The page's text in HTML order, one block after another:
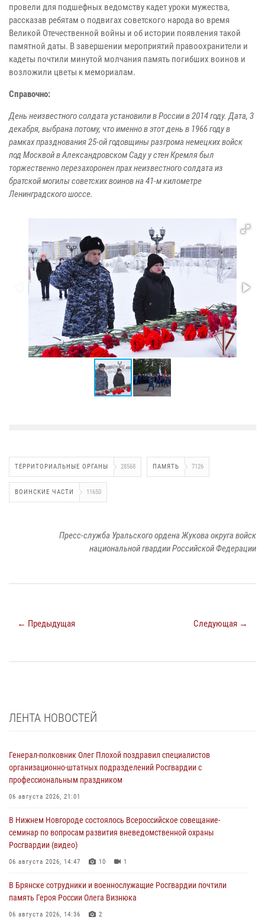
провели для подшефных ведомству кадет уроки мужества,
рассказав ребятам о подвигах советского народа во время
Великой Отечественной войны и об истории появления такой
памятной даты. В завершении мероприятий правоохранители и
кадеты почтили минутой молчания память погибших воинов и
возложили цветы к мемориалам.
Справочно:
День неизвестного солдата установили в России в 2014 году. Дата, 3
декабря, выбрана потому, что именно в этот день в 1966 году в
рамках празднования 25-ой годовщины разгрома немецких войск
под Москвой в Александровском Саду у стен Кремля был
торжественно перезахоронен прах неизвестного солдата из
братской могилы советских воинов на 41-м километре
Ленинградского шоссе.
ТЕРРИТОРИАЛЬНЫЕ ОРГАНЫ 28568 ПАМЯТЬ 7126
ВОИНСКИЕ ЧАСТИ 11650
Пресс-служба Уральского ордена Жукова округа войск
национальной гвардии Российской Федерации
← Предыдущая Следующая →
ЛЕНТА НОВОСТЕЙ
Генерал-полковник Олег Плохой поздравил специалистов
организационно-штатных подразделений Росгвардии с
профессиональным праздником
06 августа 2026, 21:01
В Нижнем Новгороде состоялось Всероссийское совещание-
семинар по вопросам развития вневедомственной охраны
Росгвардии (видео)
06 августа 2026, 14:47 10 1
В Брянске сотрудники и военнослужащие Росгвардии почтили
память Героя России Олега Визнюка
06 августа 2026, 14:36 2